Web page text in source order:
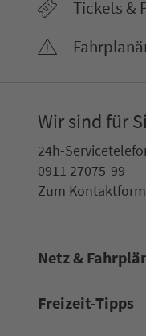
Tickets &
Wir sind für
24h-
0911 27075-99
Zum
Netz &
Frei­zeit-Tipps